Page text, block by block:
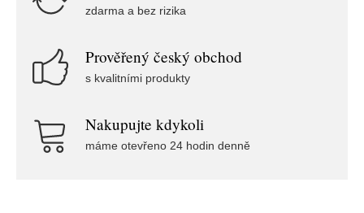
zdarma a bez rizika
Prověřený český obchod
s kvalitními produkty
Nakupujte kdykoli
máme otevřeno 24 hodin denně